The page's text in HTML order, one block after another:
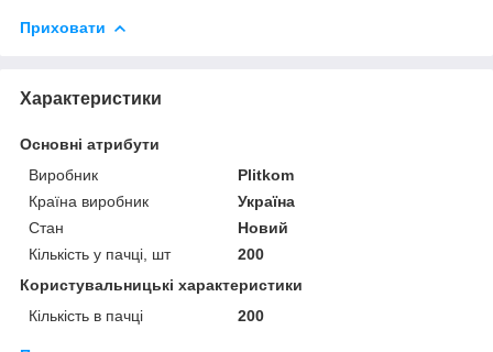
Приховати
Характеристики
Основні атрибути
Виробник
Plitkom
Країна виробник
Україна
Стан
Новий
Кількість у пачці, шт
200
Користувальницькі характеристики
Кількість в пачці
200